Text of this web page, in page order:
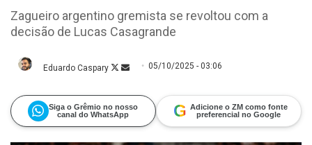
Zagueiro argentino gremista se revoltou com a
decisão de Lucas Casagrande
Eduardo Caspary FollowMande
05/10/2025 - 03:06
Siga o Grêmio no nosso
canal do WhatsApp
G Adicione o ZM como fonte
preferencial no Google